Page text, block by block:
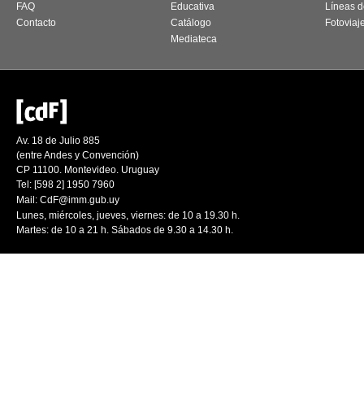
FAQ
Contacto
Educativa
Catálogo
Mediateca
Líneas
Av. 18 de Julio 885
(entre Andes y Convención)
CP 11100. Montevideo. Uruguay
Tel: [598 2] 1950 7960
Mail: CdF@imm.gub.uy
Lunes, miércoles, jueves, viernes: de 10 a 19.30 h.
Martes: de 10 a 21 h. Sábados de 9.30 a 14.30 h.